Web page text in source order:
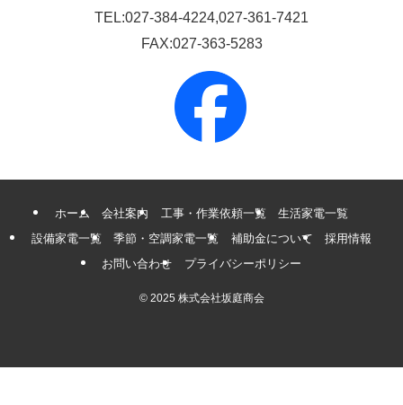
TEL:027-384-4224,027-361-7421
FAX:027-363-5283
ホーム 会社案内 工事・作業依頼一覧
生活家電一覧
設備家電一覧
季節・空調家電一覧 補助金について
採用情報
お問い合わせ
プライバシーポリシー
©2025 株式会社坂庭商会